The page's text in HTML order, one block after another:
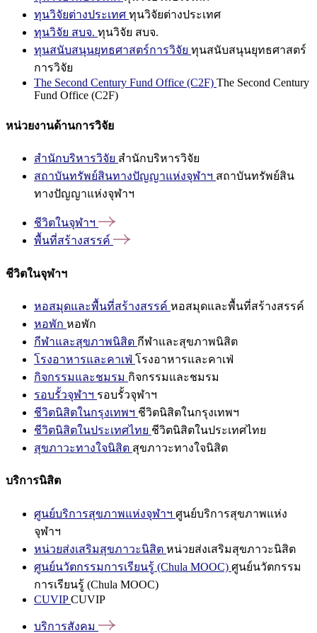
ทุนวิจัยต่างประเทศ ทุนวิจัยต่างประเทศ
ทุนวิจัย สบจ. ทุนวิจัย สบจ.
ทุนสนับสนุนยุทธศาสตร์การวิจัย ทุนสนับสนุนยุทธศาสตร์
การวิจัย
The Second Century Fund Office (C2F) The Second Century
Fund Office (C2F)
หน่วยงานด้านการวิจัย
สำนักบริหารวิจัย สำนักบริหารวิจัย
สถาบันทรัพย์สินทางปัญญาแห่งจุฬาฯ สถาบันทรัพย์สิน
ทางปัญญาแห่งจุฬาฯ
ชีวิตในจุฬาฯ
พื้นที่สร้างสรรค์
ชีวิตในจุฬาฯ
หอสมุดและพื้นที่สร้างสรรค์ หอสมุดและพื้นที่สร้างสรรค์
หอพัก หอพัก
กีฬาและสุขภาพนิสิต กีฬาและสุขภาพนิสิต
โรงอาหารและคาเฟ่ โรงอาหารและคาเฟ่
กิจกรรมและชมรม กิจกรรมและชมรม
รอบรั้วจุฬาฯ รอบรั้วจุฬาฯ
ชีวิตนิสิตในกรุงเทพฯ ชีวิตนิสิตในกรุงเทพฯ
ชีวิตนิสิตในประเทศไทย ชีวิตนิสิตในประเทศไทย
สุขภาวะทางใจนิสิต สุขภาวะทางใจนิสิต
บริการนิสิต
ศูนย์บริการสุขภาพแห่งจุฬาฯ ศูนย์บริการสุขภาพแห่ง
จุฬาฯ
หน่วยส่งเสริมสุขภาวะนิสิต หน่วยส่งเสริมสุขภาวะนิสิต
ศูนย์นวัตกรรมการเรียนรู้ (Chula MOOC) ศูนย์นวัตกรรม
การเรียนรู้ (Chula MOOC)
CUVIPCUVIP
บริการสังคม